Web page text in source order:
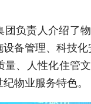
团负责人介绍了
备管理、科技
、人性化住管
物业服务特色。